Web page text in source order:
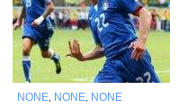
NONE NONE NONE